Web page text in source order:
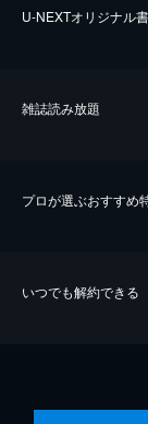
U-NEXTオリジナル
雑誌読み放題
プロが選ぶおすすめ
いつでも解約できる